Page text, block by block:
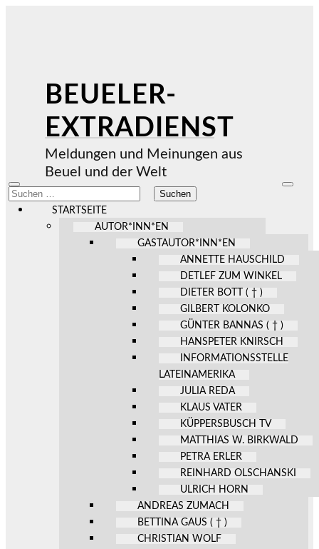
BEUELER-
EXTRADIENST
Meldungen und Meinungen aus
Beuel und der Welt
Mobile-
Menü
ein-/ausblenden
Suchen
nach:
STARTSEITE
AUTOR*INN*EN
GASTAUTOR*INN*EN
ANNETTE HAUSCHILD
DETLEF ZUM WINKEL
DIETER BOTT ( † )
GILBERT KOLONKO
GÜNTER BANNAS ( † )
HANSPETER KNIRSCH
INFORMATIONSSTELLE
LATEINAMERIKA
JULIA REDA
KLAUS VATER
KÜPPERSBUSCH TV
MATTHIAS W. BIRKWALD
PETRA ERLER
REINHARD OLSCHANSKI
ULRICH HORN
ANDREAS ZUMACH
BETTINA GAUS ( † )
CHRISTIAN WOLF